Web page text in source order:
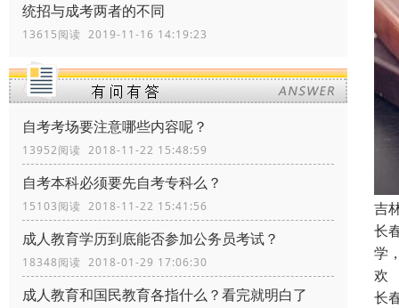
统招与成考两者的不同
13615阅读 2019-11-16 14:19:23
自考考场要注意哪些内容呢？
13952阅读 2018-11-22 15:48:59
自考本科必须要先自考专科么？
15103阅读 2018-11-22 15:41:56
成人教育学历到底能否参加公务员考试？
18348阅读 2018-01-29 17:06:30
成人教育和国民教育各指什么？看完就明白了
吉
长
学
欢
长